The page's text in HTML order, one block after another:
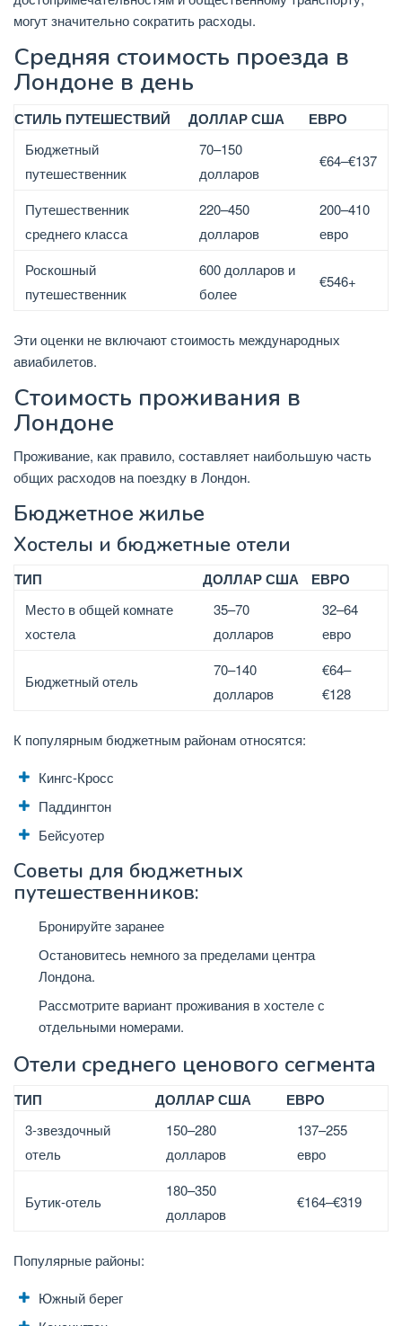
могут значительно сократить расходы.
Средняя стоимость проезда в
Лондоне в день
СТИЛЬ ПУТЕШЕСТВИЙ ДОЛЛАР США ЕВРО
Бюджетный
путешественник
70–150
долларов
€64–€137
Путешественник
среднего класса
220–450
долларов
200–410
евро
Роскошный
путешественник
600 долларов и
более
€546+
Эти оценки не включают стоимость международных
авиабилетов.
Стоимость проживания в
Лондоне
Проживание, как правило, составляет наибольшую часть
общих расходов на поездку в Лондон.
Бюджетное жилье
Хостелы и бюджетные отели
ТИП ДОЛЛАР США ЕВРО
Место в общей комнате
хостела
35–70
долларов
32–64
евро
Бюджетный отель
70–140
долларов
€64–
€128
К популярным бюджетным районам относятся:
Кингс-Кросс
Паддингтон
Бейсуотер
Советы для бюджетных
путешественников:
Бронируйте заранее
Остановитесь немного за пределами центра
Лондона.
Рассмотрите вариант проживания в хостеле с
отдельными номерами.
Отели среднего ценового сегмента
ТИП ДОЛЛАР США ЕВРО
3-звездочный
отель
150–280
долларов
137–255
евро
Бутик-отель
180–350
долларов
€164–€319
Популярные районы:
Южный берег